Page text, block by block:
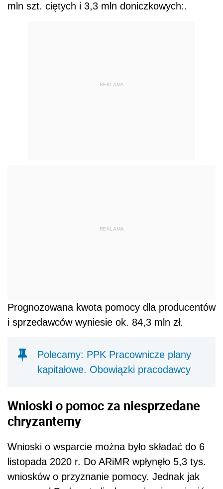
mln szt. ciętych i 3,3 mln doniczkowych:.
REKLAMA
REKLAMA
Prognozowana kwota pomocy dla producentów
i sprzedawców wyniesie ok. 84,3 mln zł.
Polecamy: PPK Pracownicze plany
kapitałowe. Obowiązki pracodawcy
Wnioski o pomoc za niesprzedane
chryzantemy
Wnioski o wsparcie można było składać do 6
listopada 2020 r. Do ARiMR wpłynęło 5,3 tys.
wniosków o przyznanie pomocy. Jednak jak